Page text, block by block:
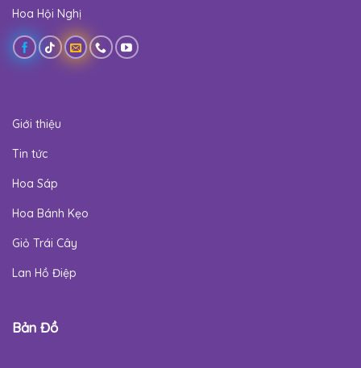
Hoa Hội Nghị
Giới thiệu
Tin tức
Hoa Sáp
Hoa Bánh Kẹo
Giỏ Trái Cây
Lan Hồ Điệp
Bản Đồ